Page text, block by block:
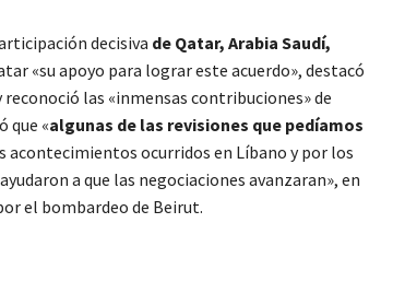
decisiva de Qatar, Arabia Saudí,
«su apoyo para lograr este acuerdo», destacó
las «inmensas contribuciones» de
que «algunas de las revisiones que pedíamos
acontecimientos ocurridos en Líbano y por los
a que las negociaciones avanzaran», en
el bombardeo de Beirut.